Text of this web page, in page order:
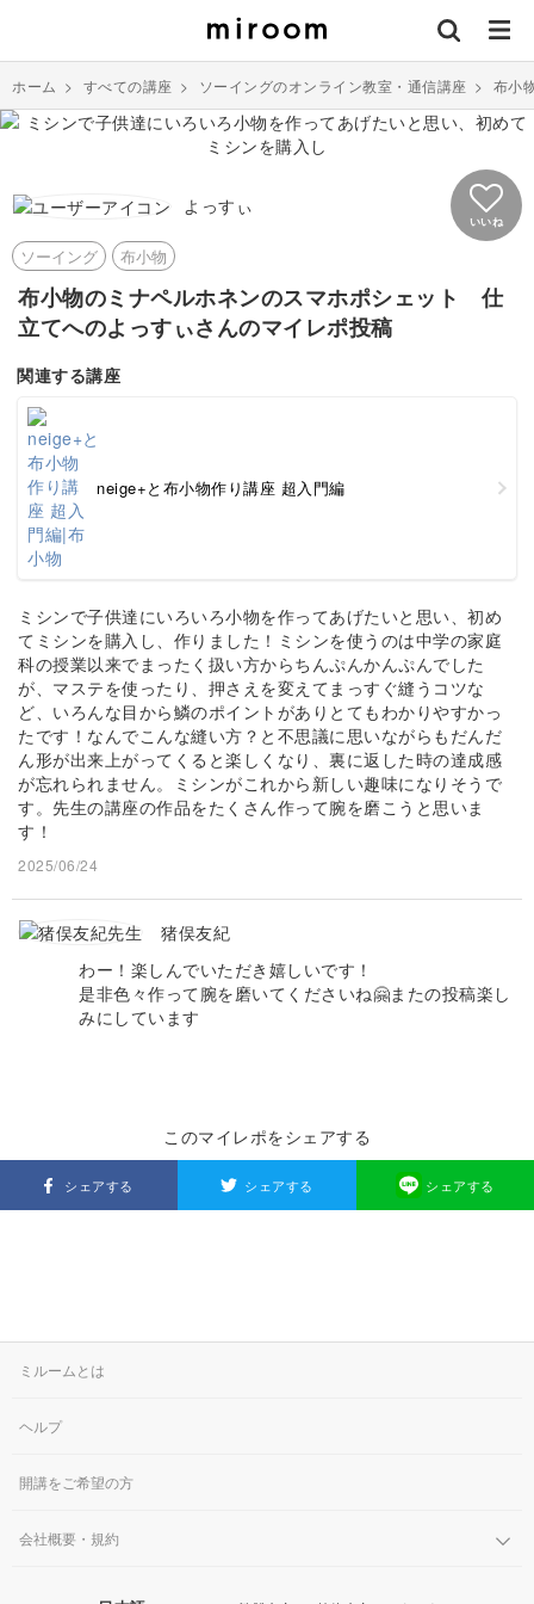
ホーム > すべての講座 > ソーイングのオンライン教室・通信講座 > 布小
よっすぃ
いいね
ソーイング 布小物
布小物のミナペルホネンのスマホポシェット 仕
立てへのよっすぃさんのマイレポ投稿
関連する講座
neige+と布小物作り講座 超入門編
ミシンで子供達にいろいろ小物を作ってあげたいと思い、初め
てミシンを購入し、作りました！ミシンを使うのは中学の家庭
科の授業以来でまったく扱い方からちんぷんかんぷんでした
が、マステを使ったり、押さえを変えてまっすぐ縫うコツな
ど、いろんな目から鱗のポイントがありとてもわかりやすかっ
たです！なんでこんな縫い方？と不思議に思いながらもだんだ
ん形が出来上がってくると楽しくなり、裏に返した時の達成感
が忘れられません。ミシンがこれから新しい趣味になりそうで
す。先生の講座の作品をたくさん作って腕を磨こうと思いま
す！
2025/06/24
猪俣友紀
わー！楽しんでいただき嬉しいです！
是非色々作って腕を磨いてくださいね🤗またの投稿楽し
みにしています
このマイレポをシェアする
シェアする シェアする シェアする
ミルームとは
ヘルプ
開講をご希望の方
会社概要・規約